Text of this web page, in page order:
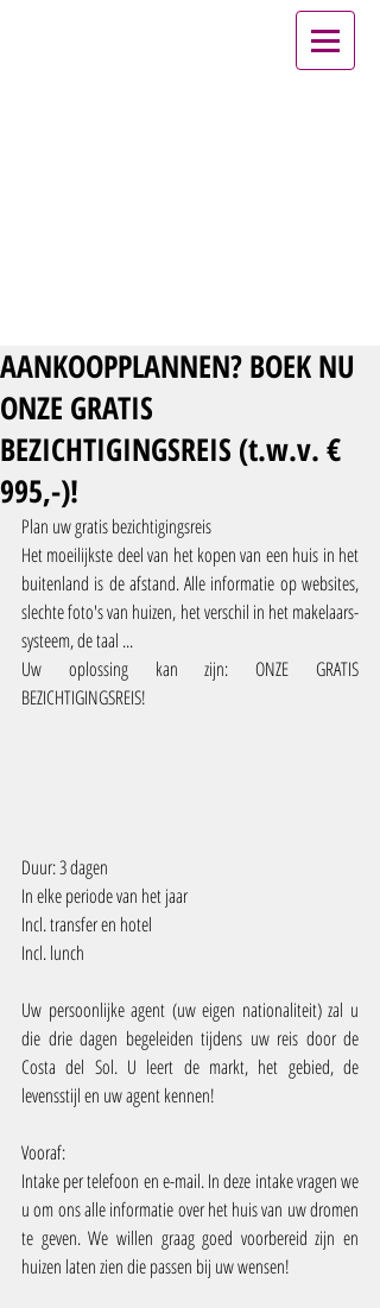
AANKOOPPLANNEN? BOEK NU
ONZE GRATIS
BEZICHTIGINGSREIS (t.w.v. €
995,-)!
Plan uw gratis bezichtigingsreis
Het moeilijkste deel van het kopen van een huis in het
buitenland is de afstand. Alle informatie op websites,
slechte foto's van huizen, het verschil in het makelaars-
systeem, de taal ...
Uw oplossing kan zijn: ONZE GRATIS
BEZICHTIGINGSREIS!
Duur: 3 dagen
In elke periode van het jaar
Incl. transfer en hotel
Incl. lunch
Uw persoonlijke agent (uw eigen nationaliteit) zal u
die drie dagen begeleiden tijdens uw reis door de
Costa del Sol. U leert de markt, het gebied, de
levensstijl en uw agent kennen!
Vooraf:
Intake per telefoon en e-mail. In deze intake vragen we
u om ons alle informatie over het huis van uw dromen
te geven. We willen graag goed voorbereid zijn en
huizen laten zien die passen bij uw wensen!